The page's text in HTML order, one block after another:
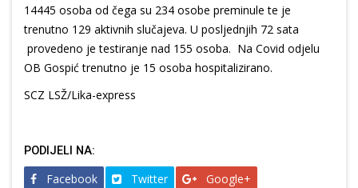
14445 osoba od čega su 234 osobe preminule te je
trenutno 129 aktivnih slučajeva. U posljednjih 72 sata
provedeno je testiranje nad 155 osoba. Na Covid odjelu
OB Gospić trenutno je 15 osoba hospitalizirano.
SCZ LSŽ/Lika-express
PODIJELI NA:
Facebook Twitter Google+